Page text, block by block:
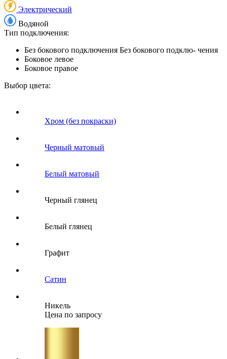
Электрический
Водяной
Тип подключения:
Без бокового подключения Без бокового подклю- чения
Боковое левое
Боковое правое
Выбор цвета:
Хром (без покраски)
Черный матовый
Белый матовый
Черный глянец
Белый глянец
Графит
Сатин
Никель
Цена по запросу